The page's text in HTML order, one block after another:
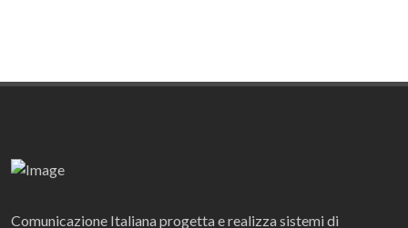
Comunicazione Italiana progetta e realizza sistemi di